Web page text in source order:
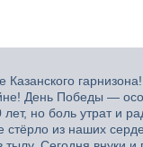
День Победы —
но боль утрат и
из наших